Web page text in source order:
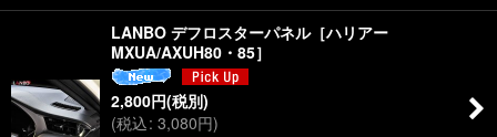
LANBO デフロスターパネル［ハリアー
MXUA/AXUH80・85］
2,800円(税別)
(税込: 3,080円)